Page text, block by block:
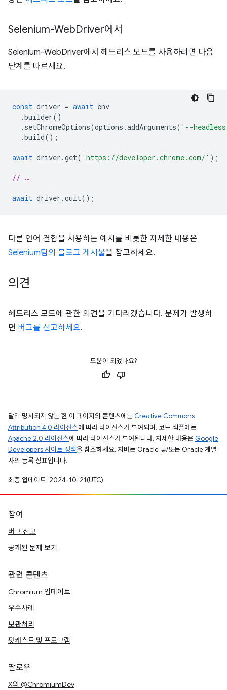
Selenium-WebDriver에서
Selenium-WebDriver에서 헤드리스 모드를 사용하려면 다음
단계를 따르세요.
const driver = await env
.builder()
. setChromeOptions(options .addArguments( '--
.build();
await driver .get( 'https://developer.chrome.com/' );
// …
await driver .quit();
다른 언어 결합을 사용하는 예시를 비롯한 자세한 내용은
Selenium팀의 블로그 게시물을 참고하세요.
의견
헤드리스 모드에 관한 의견을 기다리겠습니다. 문제가 발생하
면 버그를 신고하세요.
도움이 되었나요?
달리 명시되지 않는 한 이 페이지의 콘텐츠에는 Creative Commons
Attribution 4.0 라이선스에 따라 라이선스가 부여되며, 코드 샘플에는
Apache 2.0 라이선스에 따라 라이선스가 부여됩니다. 자세한 내용은 Google
Developers 사이트 정책을 참조하세요. 자바는 Oracle 및/또는 Oracle 계열
사의 등록 상표입니다.
최종 업데이트: 2024-10-21(UTC)
참여
버그 신고
공개된 문제 보기
관련 콘텐츠
Chromium 업데이트
우수사례
보관처리
팟캐스트 및 프로그램
팔로우
X의 @ChromiumDev